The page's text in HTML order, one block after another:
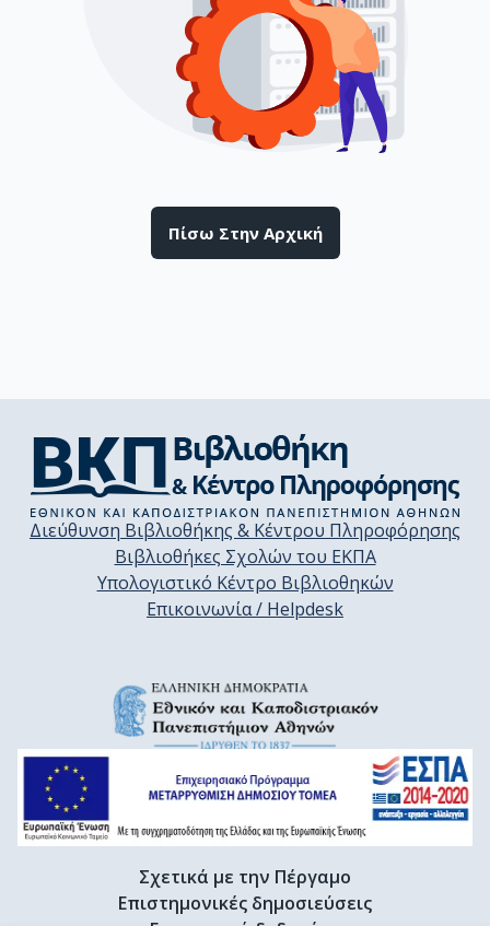
Πίσω Στην Αρχική
Διεύθυνση Βιβλιοθήκης & Κέντρου Πληροφόρησης
Βιβλιοθήκες Σχολών του ΕΚΠΑ
Υπολογιστικό Κέντρο Βιβλιοθηκών
Επικοινωνία / Helpdesk
Σχετικά με την Πέργαμο
Επιστημονικές δημοσιεύσεις